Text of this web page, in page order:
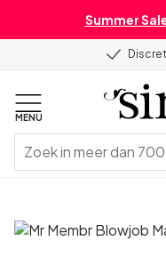
Summer
MENU